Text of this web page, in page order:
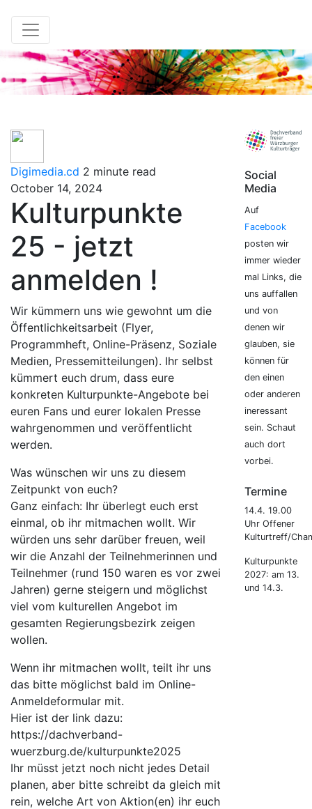
Digimedia.cd 2 minute read
October 14, 2024
Kulturpunkte
25 - jetzt
anmelden !
Wir kümmern uns wie gewohnt um die
Öffentlichkeitsarbeit (Flyer,
Programmheft, Online-Präsenz, Soziale
Medien, Pressemitteilungen). Ihr selbst
kümmert euch drum, dass eure
konkreten Kulturpunkte-Angebote bei
euren Fans und eurer lokalen Presse
wahrgenommen und veröffentlicht
werden.
Was wünschen wir uns zu diesem
Zeitpunkt von euch?
Ganz einfach: Ihr überlegt euch erst
einmal, ob ihr mitmachen wollt. Wir
würden uns sehr darüber freuen, weil
wir die Anzahl der Teilnehmerinnen und
Teilnehmer (rund 150 waren es vor zwei
Jahren) gerne steigern und möglichst
viel vom kulturellen Angebot im
gesamten Regierungsbezirk zeigen
wollen.
Wenn ihr mitmachen wollt, teilt ihr uns
das bitte möglichst bald im Online-
Anmeldeformular mit.
Hier ist der link dazu:
https://dachverband-
wuerzburg.de/kulturpunkte2025
Ihr müsst jetzt noch nicht jedes Detail
planen, aber bitte schreibt da gleich mit
rein, welche Art von Aktion(en) ihr euch
Social
Media
Auf
Facebook
posten wir
immer wieder
mal Links, die
uns auffallen
und von
denen wir
glauben, sie
können für
den einen
oder anderen
ineressant
sein. Schaut
auch dort
vorbei.
Termine
14.4. 19.00
Uhr Offener
Kulturtreff/
Kulturpunkte
2027: am 13.
und 14.3.